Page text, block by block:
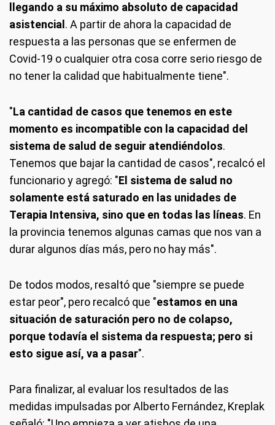
llegando a su máximo absoluto de capacidad
asistencial . A partir de ahora la capacidad de
respuesta a las personas que se enfermen de
Covid-19 o cualquier otra cosa corre serio riesgo de
no tener la calidad que habitualmente tiene".
"La cantidad de casos que tenemos en este
momento es incompatible con la capacidad del
sistema de salud de seguir atendiéndolos.
Tenemos que bajar la cantidad de casos", recalcó el
funcionario y agregó: "El sistema de salud no
solamente está saturado en las unidades de
Terapia Intensiva, sino que en todas las líneas. En
la provincia tenemos algunas camas que nos van a
durar algunos días más, pero no hay más".
De todos modos, resaltó que "siempre se puede
estar peor", pero recalcó que "estamos en una
situación de saturación pero no de colapso,
porque todavía el sistema da respuesta; pero si
esto sigue así, va a pasar".
Para finalizar, al evaluar los resultados de las
medidas impulsadas por Alberto Fernández, Kreplak